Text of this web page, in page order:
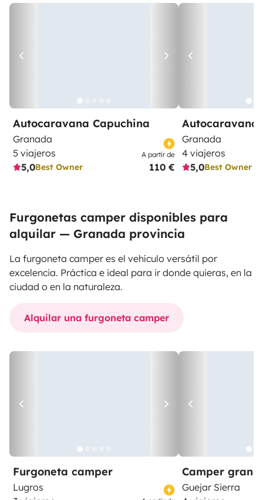
Autocaravana Capuchina
Granada
5 viajeros
5,0Best Owner
A partir de
110 €
Autocaravana
Granada
4 viajeros
5,0Best Owner
Furgonetas camper disponibles para
alquilar — Granada provincia
La furgoneta camper es el vehículo versátil por
excelencia. Práctica e ideal para ir donde quieras, en la
ciudad o en la naturaleza.
Alquilar una furgoneta camper
Furgoneta camper
Lugros
Camper gran
Guejar Sierra